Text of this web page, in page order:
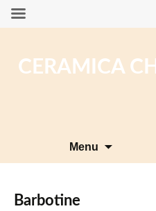
CERAMICA CH
Menu
Barbotine